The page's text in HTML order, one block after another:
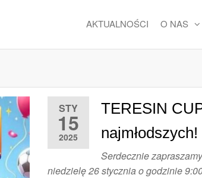
AKTUALNOŚCI O NAS
STY
15
2025
TERESIN
najmłodszych!
Serdecznie
niedzielę 26 stycznia o godzinie